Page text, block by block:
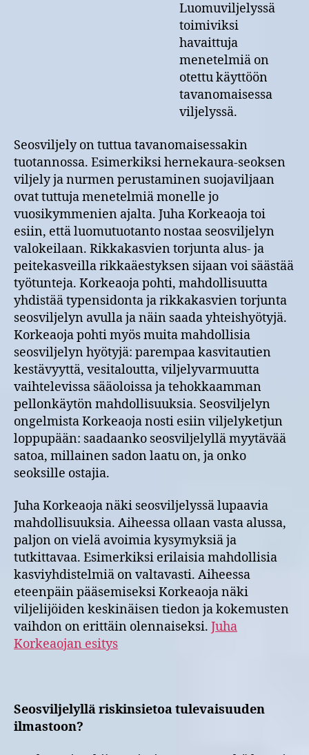
Luomuviljelyssä
toimiviksi
havaittuja
menetelmiä on
otettu käyttöön
tavanomaisessa
viljelyssä.
Seosviljely on tuttua tavanomaisessakin
tuotannossa. Esimerkiksi hernekaura-seoksen
viljely ja nurmen perustaminen suojaviljaan
ovat tuttuja menetelmiä monelle jo
vuosikymmenien ajalta. Juha Korkeaoja toi
esiin, että luomutuotanto nostaa seosviljelyn
valokeilaan. Rikkakasvien torjunta alus- ja
peitekasveilla rikkaäestyksen sijaan voi säästää
työtunteja. Korkeaoja pohti, mahdollisuutta
yhdistää typensidonta ja rikkakasvien torjunta
seosviljelyn avulla ja näin saada yhteishyötyjä.
Korkeaoja pohti myös muita mahdollisia
seosviljelyn hyötyjä: parempaa kasvitautien
kestävyyttä, vesitaloutta, viljelyvarmuutta
vaihtelevissa sääoloissa ja tehokkaamman
pellonkäytön mahdollisuuksia. Seosviljelyn
ongelmista Korkeaoja nosti esiin viljelyketjun
loppupään: saadaanko seosviljelyllä myytävää
satoa, millainen sadon laatu on, ja onko
seoksille ostajia.
Juha Korkeaoja näki seosviljelyssä lupaavia
mahdollisuuksia. Aiheessa ollaan vasta alussa,
paljon on vielä avoimia kysymyksiä ja
tutkittavaa. Esimerkiksi erilaisia mahdollisia
kasviyhdistelmiä on valtavasti. Aiheessa
eteenpäin pääsemiseksi Korkeaoja näki
viljelijöiden keskinäisen tiedon ja kokemusten
vaihdon on erittäin olennaiseksi. Juha
Korkeaojan esitys
Seosviljelyllä riskinsietoa tulevaisuuden
ilmastoon?